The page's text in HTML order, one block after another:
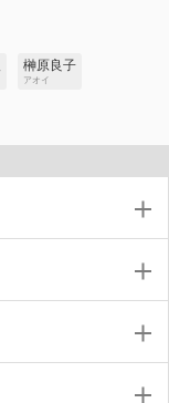
榊原良子
アオイ